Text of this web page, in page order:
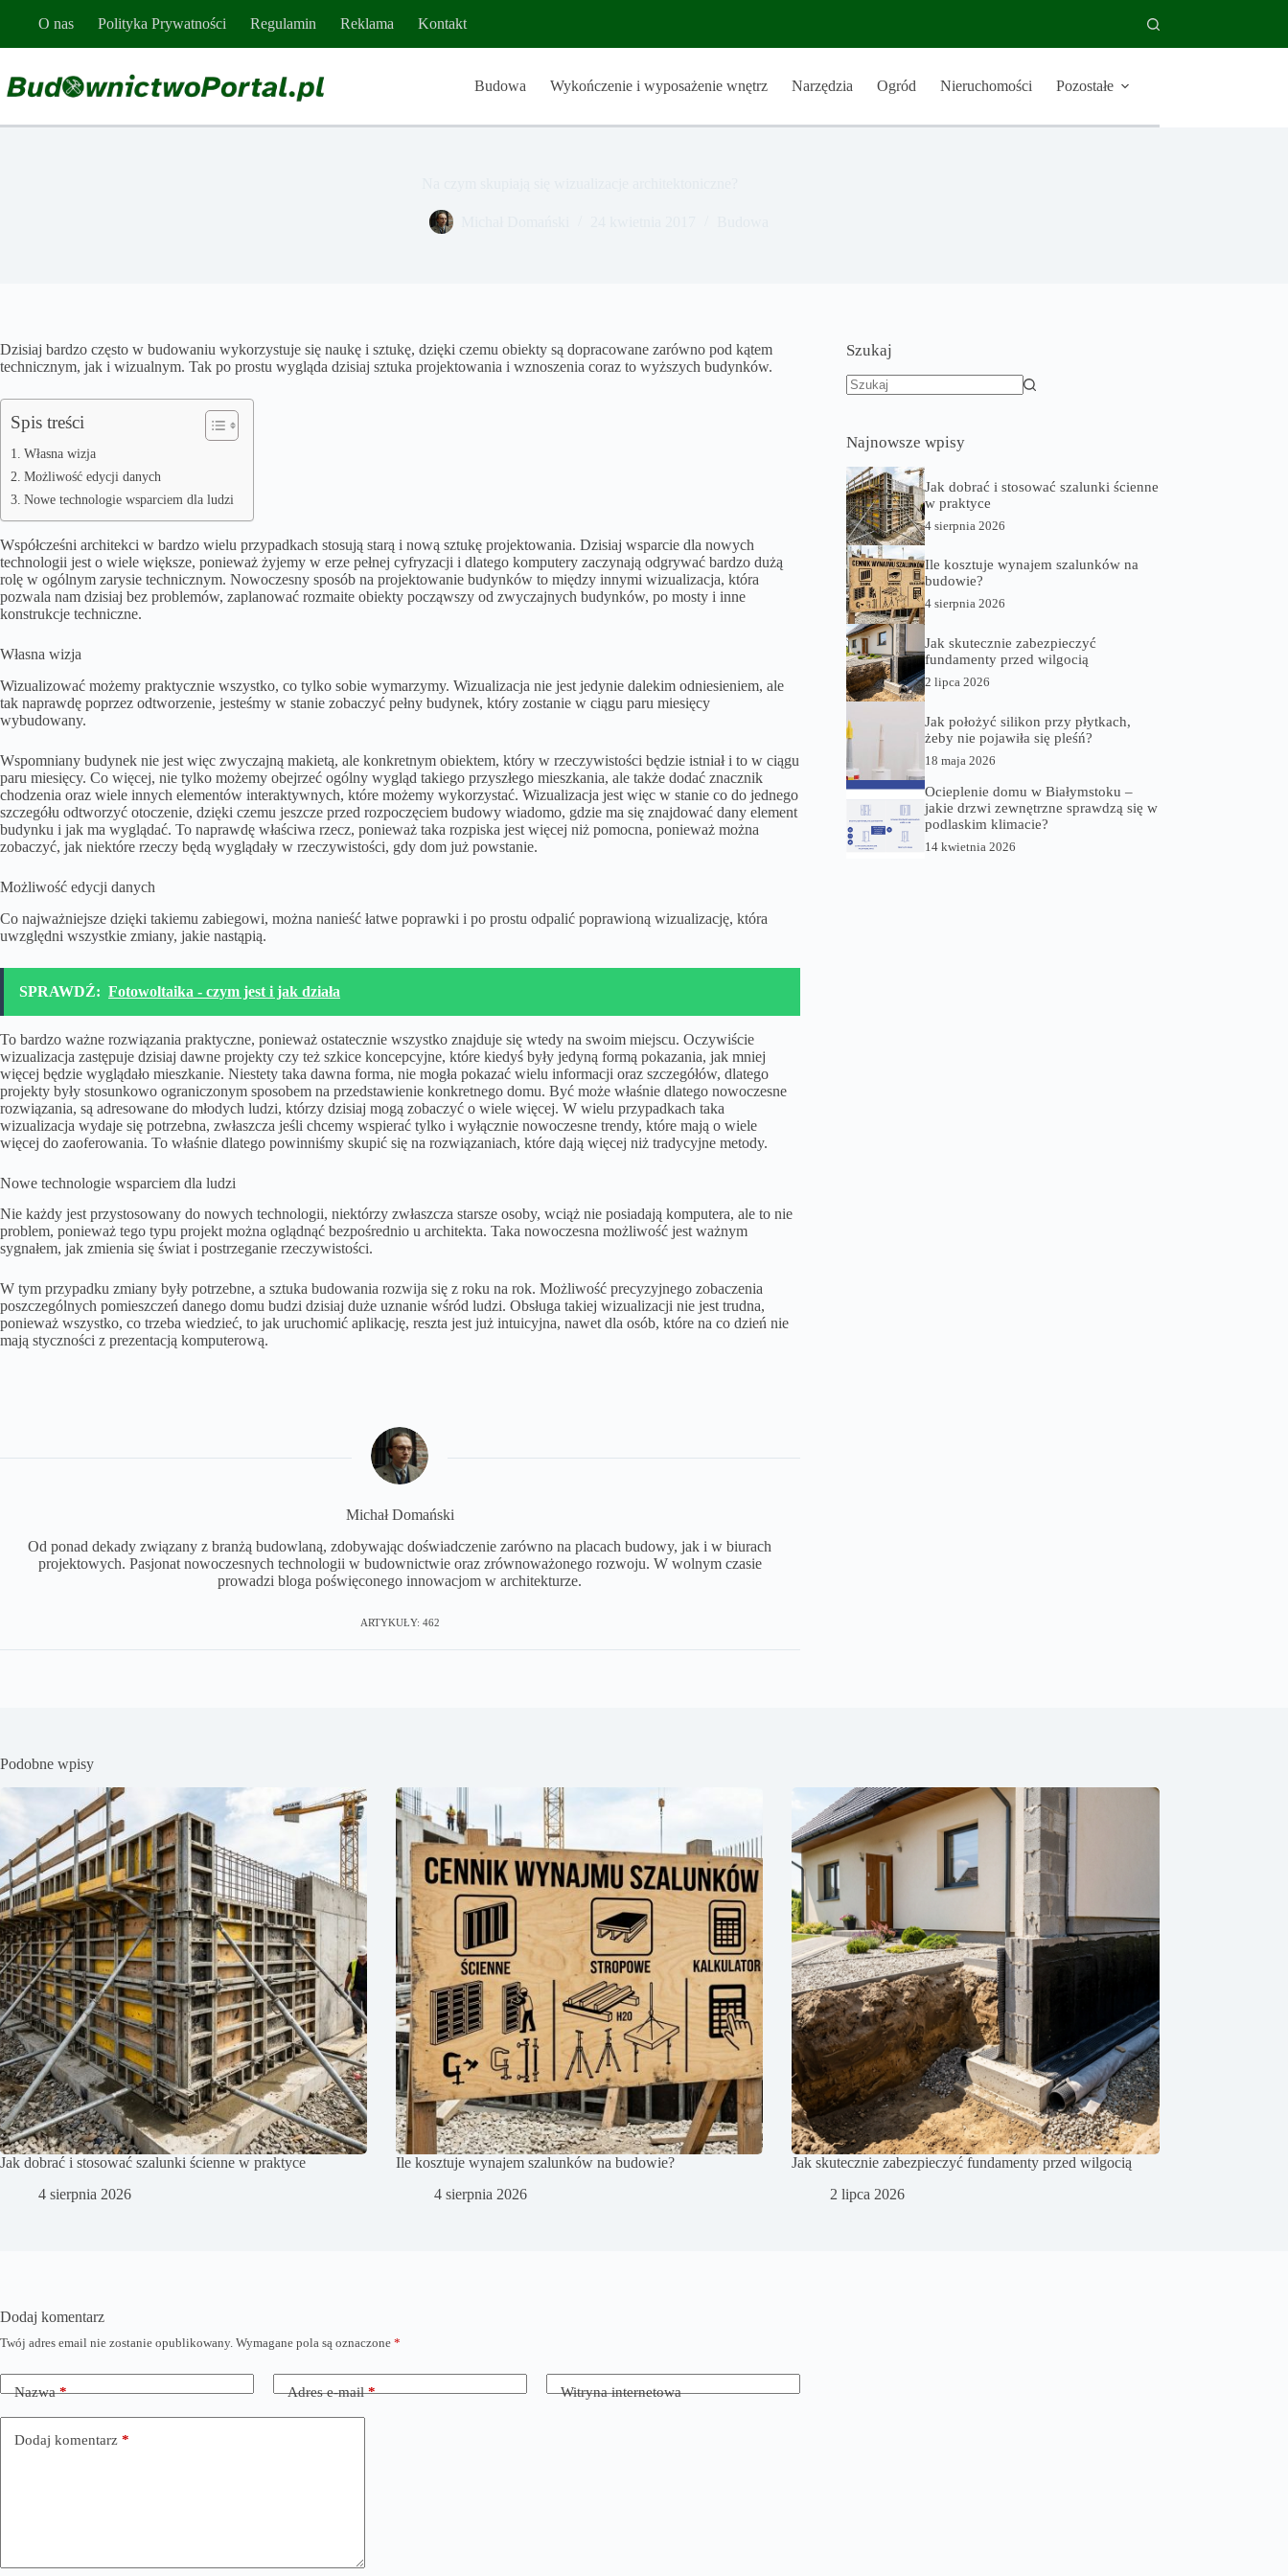
O nas Polityka Prywatności Regulamin Reklama Kontakt
Budowa Wykończenie i wyposażenie wnętrz Narzędzia Ogród Nieruchomości Pozostałe
Dzisiaj bardzo często w budowaniu wykorzystuje się naukę i sztukę, dzięki czemu obiekty są dopracowane zarówno pod kątem
technicznym, jak i wizualnym. Tak po prostu wygląda dzisiaj sztuka projektowania i wznoszenia coraz to wyższych budynków.
Spis treści
Własna wizja
Możliwość edycji danych
Nowe technologie wsparciem dla ludzi
Współcześni architekci w bardzo wielu przypadkach stosują starą i nową sztukę projektowania. Dzisiaj wsparcie dla nowych
technologii jest o wiele większe, ponieważ żyjemy w erze pełnej cyfryzacji i dlatego komputery zaczynają odgrywać bardzo dużą
rolę w ogólnym zarysie technicznym. Nowoczesny sposób na projektowanie budynków to między innymi wizualizacja, która
pozwala nam dzisiaj bez problemów, zaplanować rozmaite obiekty począwszy od zwyczajnych budynków, po mosty i inne
konstrukcje techniczne.
Własna wizja
Wizualizować możemy praktycznie wszystko, co tylko sobie wymarzymy. Wizualizacja nie jest jedynie dalekim odniesieniem, ale
tak naprawdę poprzez odtworzenie, jesteśmy w stanie zobaczyć pełny budynek, który zostanie w ciągu paru miesięcy
wybudowany.
Wspomniany budynek nie jest więc zwyczajną makietą, ale konkretnym obiektem, który w rzeczywistości będzie istniał i to w ciągu
paru miesięcy. Co więcej, nie tylko możemy obejrzeć ogólny wygląd takiego przyszłego mieszkania, ale także dodać znacznik
chodzenia oraz wiele innych elementów interaktywnych, które możemy wykorzystać. Wizualizacja jest więc w stanie co do jednego
szczegółu odtworzyć otoczenie, dzięki czemu jeszcze przed rozpoczęciem budowy wiadomo, gdzie ma się znajdować dany element
budynku i jak ma wyglądać. To naprawdę właściwa rzecz, ponieważ taka rozpiska jest więcej niż pomocna, ponieważ można
zobaczyć, jak niektóre rzeczy będą wyglądały w rzeczywistości, gdy dom już powstanie.
Możliwość edycji danych
Co najważniejsze dzięki takiemu zabiegowi, można nanieść łatwe poprawki i po prostu odpalić poprawioną wizualizację, która
uwzględni wszystkie zmiany, jakie nastąpią.
SPRAWDŹ: Fotowoltaika - czym jest i jak działa
To bardzo ważne rozwiązania praktyczne, ponieważ ostatecznie wszystko znajduje się wtedy na swoim miejscu. Oczywiście
wizualizacja zastępuje dzisiaj dawne projekty czy też szkice koncepcyjne, które kiedyś były jedyną formą pokazania, jak mniej
więcej będzie wyglądało mieszkanie. Niestety taka dawna forma, nie mogła pokazać wielu informacji oraz szczegółów, dlatego
projekty były stosunkowo ograniczonym sposobem na przedstawienie konkretnego domu. Być może właśnie dlatego nowoczesne
rozwiązania, są adresowane do młodych ludzi, którzy dzisiaj mogą zobaczyć o wiele więcej. W wielu przypadkach taka
wizualizacja wydaje się potrzebna, zwłaszcza jeśli chcemy wspierać tylko i wyłącznie nowoczesne trendy, które mają o wiele
więcej do zaoferowania. To właśnie dlatego powinniśmy skupić się na rozwiązaniach, które dają więcej niż tradycyjne metody.
Nowe technologie wsparciem dla ludzi
Nie każdy jest przystosowany do nowych technologii, niektórzy zwłaszcza starsze osoby, wciąż nie posiadają komputera, ale to nie
problem, ponieważ tego typu projekt można oglądnąć bezpośrednio u architekta. Taka nowoczesna możliwość jest ważnym
sygnałem, jak zmienia się świat i postrzeganie rzeczywistości.
W tym przypadku zmiany były potrzebne, a sztuka budowania rozwija się z roku na rok. Możliwość precyzyjnego zobaczenia
poszczególnych pomieszczeń danego domu budzi dzisiaj duże uznanie wśród ludzi. Obsługa takiej wizualizacji nie jest trudna,
ponieważ wszystko, co trzeba wiedzieć, to jak uruchomić aplikację, reszta jest już intuicyjna, nawet dla osób, które na co dzień nie
mają styczności z prezentacją komputerową.
Michał Domański
Od ponad dekady związany z branżą budowlaną, zdobywając doświadczenie zarówno na placach budowy, jak i w biurach
projektowych. Pasjonat nowoczesnych technologii w budownictwie oraz zrównoważonego rozwoju. W wolnym czasie
prowadzi bloga poświęconego innowacjom w architekturze.
ARTYKUŁY: 462
Szukaj
Najnowsze wpisy
Jak dobrać i stosować szalunki ścienne
w praktyce
4 sierpnia 2026
Ile kosztuje wynajem szalunków na
budowie?
4 sierpnia 2026
Jak skutecznie zabezpieczyć
fundamenty przed wilgocią
2 lipca 2026
Jak położyć silikon przy płytkach,
żeby nie pojawiła się pleśń?
18 maja 2026
Ocieplenie domu w Białymstoku –
jakie drzwi zewnętrzne sprawdzą się w
podlaskim klimacie?
14 kwietnia 2026
Podobne wpisy
Jak dobrać i stosować szalunki ścienne w praktyce
4 sierpnia 2026
Ile kosztuje wynajem szalunków na budowie?
4 sierpnia 2026
Jak skutecznie zabezpieczyć fundamenty przed wilgocią
2 lipca 2026
Dodaj komentarz
Twój adres email nie zostanie opublikowany. Wymagane pola są oznaczone *
Nazwa* Adres e-mail* Witryna internetowa
Dodaj komentarz *